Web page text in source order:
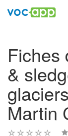
Fiches
&
Martin